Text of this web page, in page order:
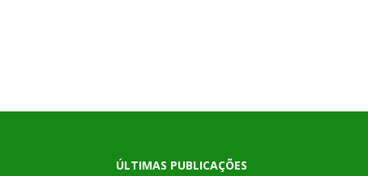
ÚLTIMAS PUBLICAÇÕES